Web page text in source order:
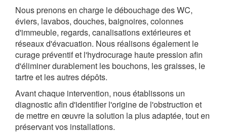
Nous prenons en charge le débouchage des WC,
éviers, lavabos, douches, baignoires, colonnes
d'immeuble, regards, canalisations extérieures et
réseaux d'évacuation. Nous réalisons également le
curage préventif et l'hydrocurage haute pression afin
d'éliminer durablement les bouchons, les graisses, le
tartre et les autres dépôts.
Avant chaque intervention, nous établissons un
diagnostic afin d'identifier l'origine de l'obstruction et
de mettre en œuvre la solution la plus adaptée, tout en
préservant vos installations.